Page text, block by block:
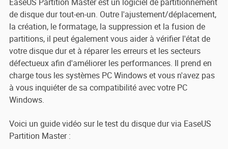
de disque dur tout-en-un. Outre l'ajustement/déplacement,
la création, le formatage, la suppression et la fusion de
partitions, il peut également vous aider à vérifier l'état de
votre disque dur et à réparer les erreurs et les secteurs
défectueux afin d'améliorer les performances. Il prend en
charge tous les systèmes PC Windows et vous n'avez pas
à vous inquiéter de sa compatibilité avec votre PC
Windows.
Voici un guide vidéo sur le test du disque dur via EaseUS
Partition Master :